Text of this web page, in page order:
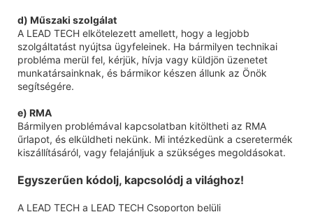
d) Műszaki szolgálat
A LEAD TECH elkötelezett amellett, hogy a legjobb
szolgáltatást nyújtsa ügyfeleinek. Ha bármilyen technikai
probléma merül fel, kérjük, hívja vagy küldjön üzenetet
munkatársainknak, és bármikor készen állunk az Önök
segítségére.
e) RMA
Bármilyen problémával kapcsolatban kitöltheti az RMA
űrlapot, és elküldheti nekünk. Mi intézkedünk a cseretermék
kiszállításáról, vagy felajánljuk a szükséges megoldásokat.
Egyszerűen kódolj, kapcsolódj a világhoz!
A LEAD TECH a LEAD TECH Csoporton belüli